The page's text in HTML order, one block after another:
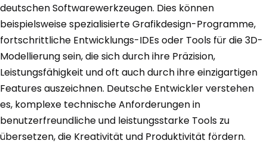
deutschen Softwarewerkzeugen. Dies können
beispielsweise spezialisierte Grafikdesign-Programme,
fortschrittliche Entwicklungs-IDEs oder Tools für die 3D-
Modellierung sein, die sich durch ihre Präzision,
Leistungsfähigkeit und oft auch durch ihre einzigartigen
Features auszeichnen. Deutsche Entwickler verstehen
es, komplexe technische Anforderungen in
benutzerfreundliche und leistungsstarke Tools zu
übersetzen, die Kreativität und Produktivität fördern.